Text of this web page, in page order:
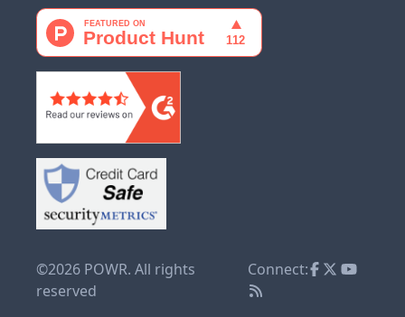
©2026 POWR. All rights
reserved
Connect: